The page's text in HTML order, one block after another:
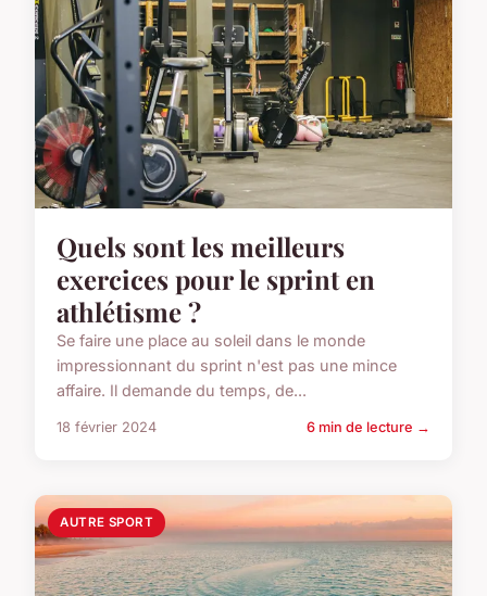
Quels sont les meilleurs
exercices pour le sprint en
athlétisme ?
Se faire une place au soleil dans le monde
impressionnant du sprint n'est pas une mince
affaire. Il demande du temps, de...
18 février 2024 6 min de lecture →
AUTRE SPORT